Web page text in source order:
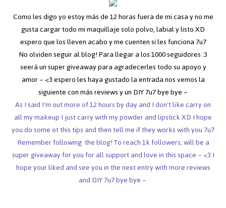
Como les digo yo estoy más de 12 horas fuera de mi casa y no me
gusta cargar todo mi maquillaje solo polvo, labial y listo XD
espero que los lleven acabo y me cuenten si les funciona 7u7
No olviden seguir al blog! Para llegar a los 1000 seguidores :3
seerá un super giveaway para agradecerles todo su apoyo y
amor ~ <3 espero les haya gustado la entrada nos vemos la
siguiente con más reviews y un DIY 7u7 bye bye ~
As I said I'm out more of 12 hours by day and I don't like carry on
all my makeup I just carry with my powder and lipstick XD I hope
you do some ot this tips and then tell me if they works with you 7u7
Remember following the blog! To reach 1k followers, will be a
super giveaway for you for all support and love in this space ~ <3 I
hope your liked and see you in the next entry with more reviews
and DIY 7u7 bye bye ~